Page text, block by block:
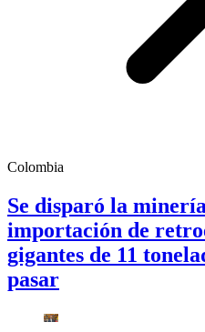
Colombia
Se disparó la
importación de
gigantes de 11
pasar